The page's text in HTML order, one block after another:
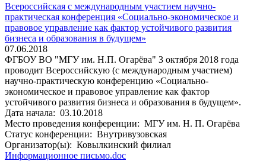
Всероссийская с международным участием научно-
практическая конференция «Социально-экономическое и
правовое управление как фактор устойчивого развития
бизнеса и образования в будущем»
07.06.2018
ФГБОУ ВО "МГУ им. Н.П. Огарёва" 3 октября 2018 года
проводит Всероссийскую (с международным участием)
научно-практическую конференцию «Социально-
экономическое и правовое управление как фактор
устойчивого развития бизнеса и образования в будущем».
Дата начала: 03.10.2018
Место проведения конференции: МГУ им. Н. П. Огарёва
Статус конференции: Внутривузовская
Организатор(ы): Ковылкинский филиал
Информационное письмо.doc